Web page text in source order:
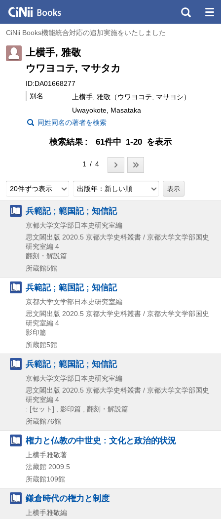
CiNii Books機能統合対応の追加実施をいたしました
上横手, 雅敬
ウワヨコテ, マサタカ
ID:DA01668277
別名
上横手, 雅敬（ウワヨコテ, マサヨシ）
Uwayokote, Masataka
同姓同名の著者を検索
検索結果 61件中 1-20 を表示
1 / 4
20件ずつ表示 出版年：新しい順
兵範記 ; 範国記 ; 知信記
京都大学文学部日本史研究室編
思文閣出版 2020.5 京都大学史料叢書 / 京都大学文学部国史
研究室編 4
翻刻・解説篇
所蔵館5館
兵範記 ; 範国記 ; 知信記
京都大学文学部日本史研究室編
思文閣出版 2020.5 京都大学史料叢書 / 京都大学文学部国史
研究室編 4
影印篇
所蔵館5館
兵範記 ; 範国記 ; 知信記
京都大学文学部日本史研究室編
思文閣出版 2020.5 京都大学史料叢書 / 京都大学文学部国史
研究室編 4
: [セット] , 影印篇 , 翻刻・解説篇
所蔵館76館
権力と仏教の中世史 : 文化と政治的状況
上横手雅敬著
法藏館 2009.5
所蔵館109館
鎌倉時代の権力と制度
上横手雅敬編